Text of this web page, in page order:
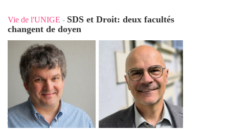
Vie de l'UNIGE - SDS et Droit: deux facultés
changent de doyen